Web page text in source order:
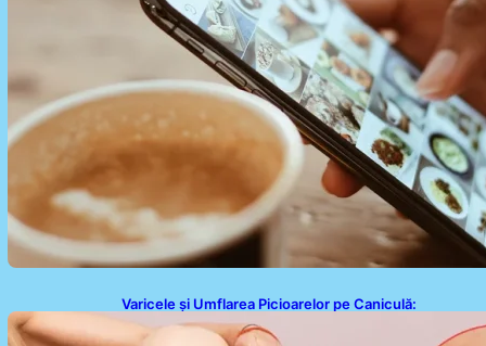
Varicele și Umflarea Picioarelor pe Caniculă:
Înțelegerea Simptomelor și Măsurilor de Prevenție